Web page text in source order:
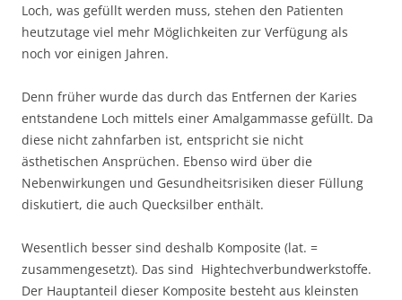
Loch, was gefüllt werden muss, stehen den Patienten
heutzutage viel mehr Möglichkeiten zur Verfügung als
noch vor einigen Jahren.
Denn früher wurde das durch das Entfernen der Karies
entstandene Loch mittels einer Amalgammasse gefüllt. Da
diese nicht zahnfarben ist, entspricht sie nicht
ästhetischen Ansprüchen. Ebenso wird über die
Nebenwirkungen und Gesundheitsrisiken dieser Füllung
diskutiert, die auch Quecksilber enthält.
Wesentlich besser sind deshalb Komposite (lat. =
zusammengesetzt). Das sind Hightechverbundwerkstoffe.
Der Hauptanteil dieser Komposite besteht aus kleinsten